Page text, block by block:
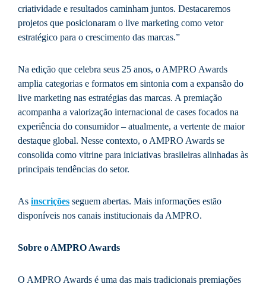
criatividade e resultados caminham juntos. Destacaremos
projetos que posicionaram o live marketing como vetor
estratégico para o crescimento das marcas.”
Na edição que celebra seus 25 anos, o AMPRO Awards
amplia categorias e formatos em sintonia com a expansão do
live marketing nas estratégias das marcas. A premiação
acompanha a valorização internacional de cases focados na
experiência do consumidor – atualmente, a vertente de maior
destaque global. Nesse contexto, o AMPRO Awards se
consolida como vitrine para iniciativas brasileiras alinhadas às
principais tendências do setor.
As inscrições seguem abertas. Mais informações estão
disponíveis nos canais institucionais da AMPRO.
Sobre o AMPRO Awards
O AMPRO Awards é uma das mais tradicionais premiações